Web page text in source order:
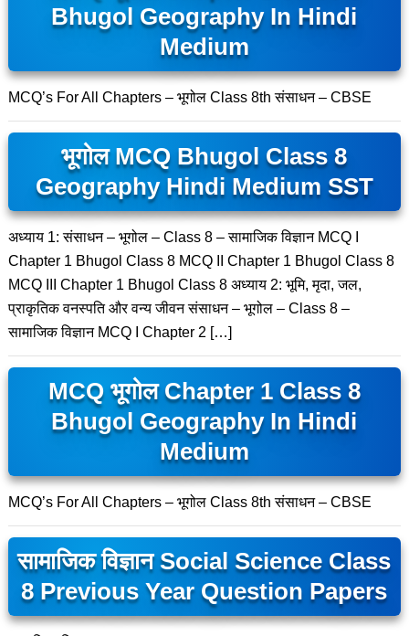
Bhugol Geography In Hindi
Medium
MCQ’s For All Chapters – भूगोल Class 8th संसाधन – CBSE
भूगोल MCQ Bhugol Class 8
Geography Hindi Medium SST
अध्याय 1: संसाधन – भूगोल – Class 8 – सामाजिक विज्ञान MCQ I
Chapter 1 Bhugol Class 8 MCQ II Chapter 1 Bhugol Class 8
MCQ III Chapter 1 Bhugol Class 8 अध्याय 2: भूमि, मृदा, जल,
प्राकृतिक वनस्पति और वन्य जीवन संसाधन – भूगोल – Class 8 –
सामाजिक विज्ञान MCQ I Chapter 2 […]
MCQ भूगोल Chapter 1 Class 8
Bhugol Geography In Hindi
Medium
MCQ’s For All Chapters – भूगोल Class 8th संसाधन – CBSE
सामाजिक विज्ञान Social Science Class
8 Previous Year Question Papers